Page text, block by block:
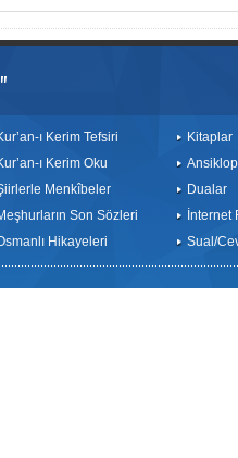
ı Kerim Tefsiri
ı Kerim Oku
Menkîbeler
Son Sözleri
Hikayeleri
Kitaplar
Dualar
İnternet
Sual/